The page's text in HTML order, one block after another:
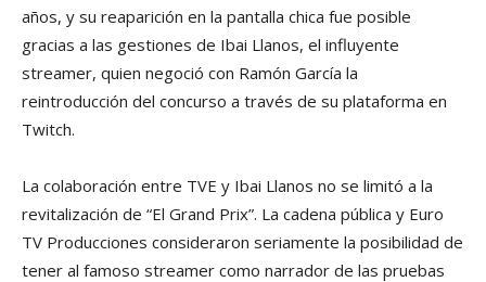
años, y su reaparición en la pantalla chica fue posible
gracias a las gestiones de Ibai Llanos, el influyente
streamer, quien negoció con Ramón García la
reintroducción del concurso a través de su plataforma en
Twitch.
La colaboración entre TVE y Ibai Llanos no se limitó a la
revitalización de “El Grand Prix”. La cadena pública y Euro
TV Producciones consideraron seriamente la posibilidad de
tener al famoso streamer como narrador de las pruebas